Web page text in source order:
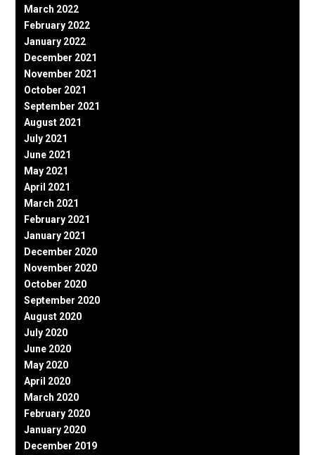
March 2022
February 2022
January 2022
December 2021
November 2021
October 2021
September 2021
August 2021
July 2021
June 2021
May 2021
April 2021
March 2021
February 2021
January 2021
December 2020
November 2020
October 2020
September 2020
August 2020
July 2020
June 2020
May 2020
April 2020
March 2020
February 2020
January 2020
December 2019